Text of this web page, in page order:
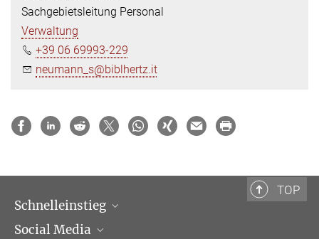
Sachgebietsleitung Personal
Verwaltung
+39 06 69993-229
neumann_s@biblhertz.it
TOP
Schnelleinstieg
Wissenschaftliche Abteilungen
Social Media